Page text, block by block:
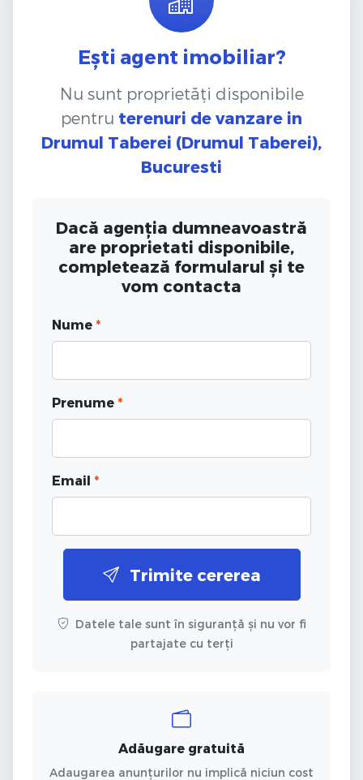
Ești agent imobiliar?
Nu sunt proprietăți disponibile
pentru terenuri de vanzare in
Drumul Taberei (Drumul Taberei),
Bucuresti
Dacă agenția dumneavoastră
are proprietati disponibile,
completează formularul și te
vom contacta
Nume *
Prenume *
Email *
Trimite cererea
Datele tale sunt în siguranță și nu vor fi
partajate cu terți
Adăugare gratuită
Adaugarea anunțurilor nu implică niciun cost